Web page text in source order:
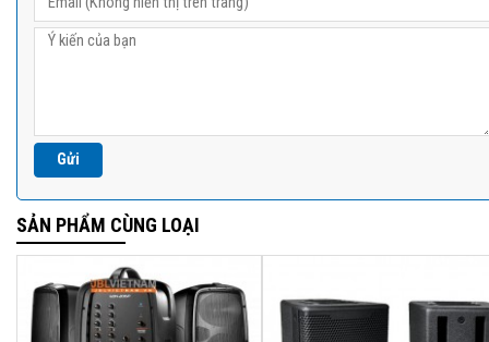
SẢN PHẨM CÙNG LOẠI